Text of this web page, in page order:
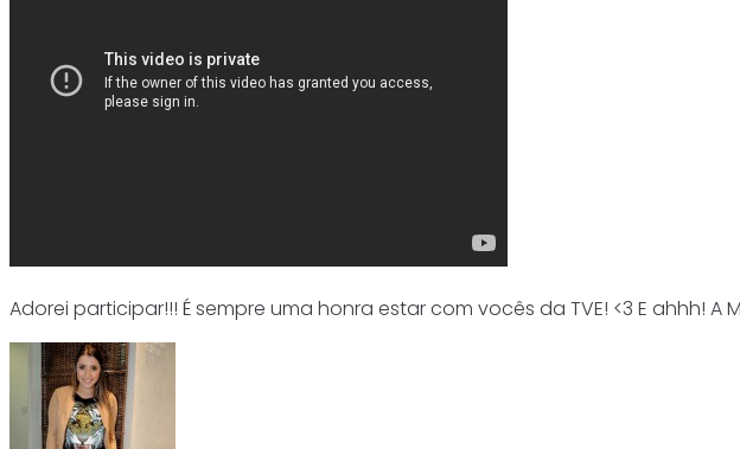
Adorei participar!!! É sempre uma honra estar com vocês da TVE! <3 E ahhh!